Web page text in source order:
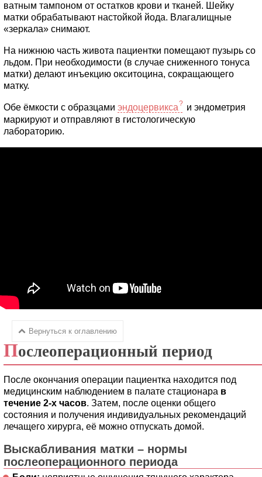
ватным тампоном от остатков крови и тканей. Шейку
матки обрабатывают настойкой йода. Влагалищные
«зеркала» снимают.
На нижнюю часть живота пациентки помещают пузырь со
льдом. При необходимости (в случае сниженного тонуса
матки) делают инъекцию окситоцина, сокращающего
матку.
Обе ёмкости с образцами эндоцервикса
и эндометрия
маркируют и отправляют в гистологическую
лабораторию.
Вернуться к оглавлению
Послеоперационный период
После окончания операции пациентка находится под
медицинским наблюдением в палате стационара в
течение 2-х часов. Затем, после оценки общего
состояния и получения индивидуальных рекомендаций
лечащего хирурга, её можно отпускать домой.
Выскабливания матки – нормы
послеоперационного периода